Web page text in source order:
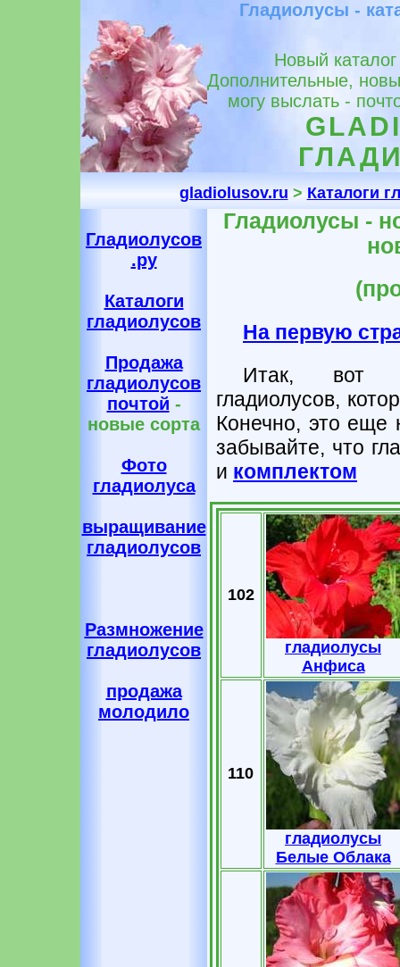
Гладиолусы -
Новый
Дополнительные,
могу выслать -
gladiolusov.ru > Каталоги
Гладиолусов
.ру
Каталоги
гладиолусов
Продажа
гладиолусов
почтой -
новые сорта
Фото
гладиолуса
выращивание
гладиолусов
Размножение
гладиолусов
продажа
молодило
Гладиолусы -
На первую
Итак, вот
гладиолусов,
Конечно, это еще
забывайте, что
и комплектом
102
гладиолусы
Анфиса
110
гладиолусы
Белые Облака